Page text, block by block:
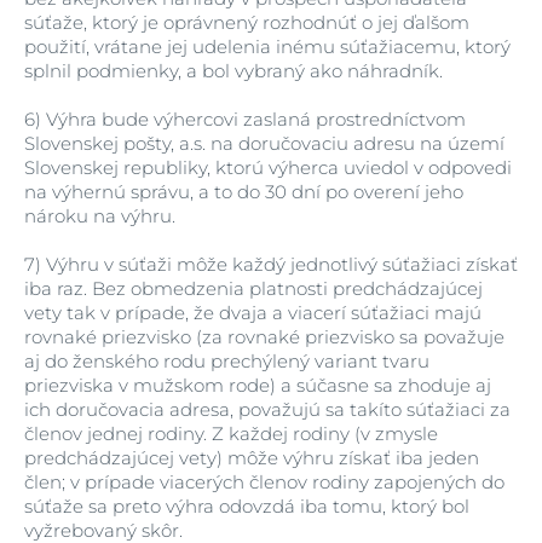
súťaže, ktorý je oprávnený rozhodnúť o jej ďalšom
použití, vrátane jej udelenia inému súťažiacemu, ktorý
splnil podmienky, a bol vybraný ako náhradník.
6) Výhra bude výhercovi zaslaná prostredníctvom
Slovenskej pošty, a.s. na doručovaciu adresu na území
Slovenskej republiky, ktorú výherca uviedol v odpovedi
na výhernú správu, a to do 30 dní po overení jeho
nároku na výhru.
7) Výhru v súťaži môže každý jednotlivý súťažiaci získať
iba raz. Bez obmedzenia platnosti predchádzajúcej
vety tak v prípade, že dvaja a viacerí súťažiaci majú
rovnaké priezvisko (za rovnaké priezvisko sa považuje
aj do ženského rodu prechýlený variant tvaru
priezviska v mužskom rode) a súčasne sa zhoduje aj
ich doručovacia adresa, považujú sa takíto súťažiaci za
členov jednej rodiny. Z každej rodiny (v zmysle
predchádzajúcej vety) môže výhru získať iba jeden
člen; v prípade viacerých členov rodiny zapojených do
súťaže sa preto výhra odovzdá iba tomu, ktorý bol
vyžrebovaný skôr.